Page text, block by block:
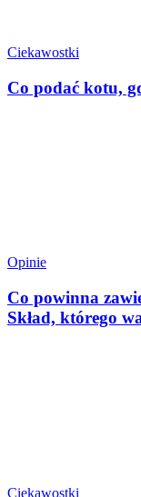
Ciekawostki
Co podać kotu,
Opinie
Co powinna
Skład, którego
Ciekawostki